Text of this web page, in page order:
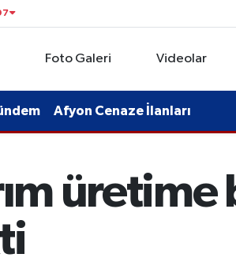
Foto Galeri Videolar
Afyon Cenaze İlanları
üretime